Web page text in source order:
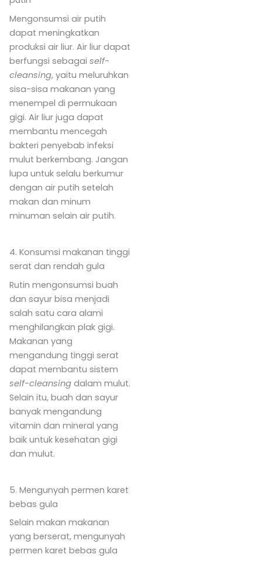
Mengonsumsi air putih
dapat meningkatkan
produksi air liur. Air liur dapat
berfungsi sebagai self-
cleansing, yaitu meluruhkan
sisa-sisa makanan yang
menempel di permukaan
gigi. Air liur juga dapat
membantu mencegah
bakteri penyebab infeksi
mulut berkembang. Jangan
lupa untuk selalu berkumur
dengan air putih setelah
makan dan minum
minuman selain air putih.
4. Konsumsi makanan tinggi
serat dan rendah gula
Rutin mengonsumsi buah
dan sayur bisa menjadi
salah satu cara alami
menghilangkan plak gigi.
Makanan yang
mengandung tinggi serat
dapat membantu sistem
self-cleansing dalam mulut.
Selain itu, buah dan sayur
banyak mengandung
vitamin dan mineral yang
baik untuk kesehatan gigi
dan mulut.
5. Mengunyah permen karet
bebas gula
Selain makan makanan
yang berserat, mengunyah
permen karet bebas gula